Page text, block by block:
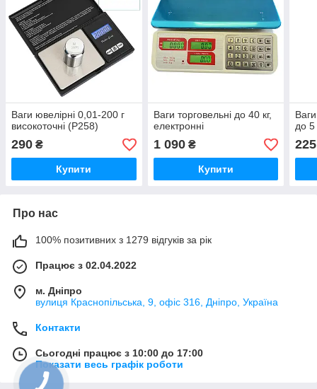
Ваги ювелірні 0,01-200 г
високоточні (P258)
290 ₴
Купити
Ваги торговельні до 40 кг,
електронні
1 090₴
Купити
до 5
225
Про нас
100% позитивних з 1279 відгуків за рік
Працює з 02.04.2022
м. Дніпро
вулиця Краснопільська, 9, офіс 316, Дніпро, Україна
Контакти
Сьогодні працює з 10:00 до 17:00
Показати весь графік роботи